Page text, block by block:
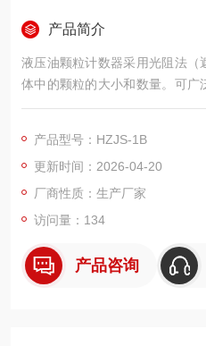
产品简介
液压油颗粒计数器采用光阻法（
体中的颗粒的大小和数量。可广
油、化工、交通、港口、冶金
油、发动机油、航空煤油、水基
度检测，及对有机液体，聚合物
产品型号：HZJS-1B
更新时间：2026-04-20
厂商性质：生产厂家
访问量：134
产品咨询